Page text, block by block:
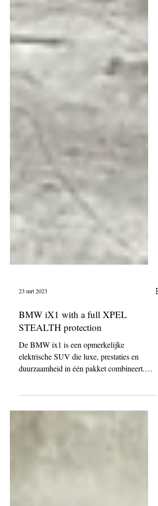
23 mrt 2023
BMW iX1 with a full XPEL
STEALTH protection
De BMW ix1 is een opmerkelijke
duurzaamheid in één pakket combineert.